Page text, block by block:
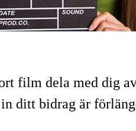
film dela med dig
ditt bidrag är